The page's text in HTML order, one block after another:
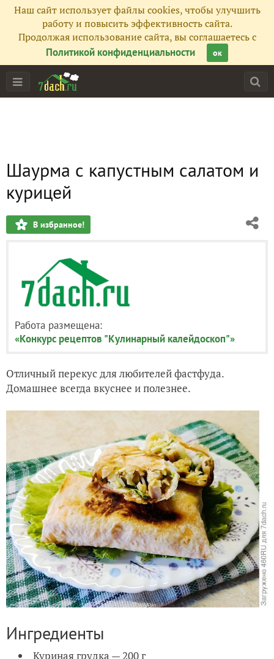
Наш сайт использует файлы cookies, чтобы улучшить
работу и повысить эффективность сайта.
Продолжая использование сайта, вы соглашаетесь с
Политикой конфиденциальности
ок
Шаурма с капустным салатом и
курицей
В избранное!
Работа размещена:
«Конкурс рецептов "Кулинарный калейдоскоп"»
Отличный перекус для любителей фастфуда.
Домашнее всегда вкуснее и полезнее.
Ингредиенты
Куриная грудка — 200 г